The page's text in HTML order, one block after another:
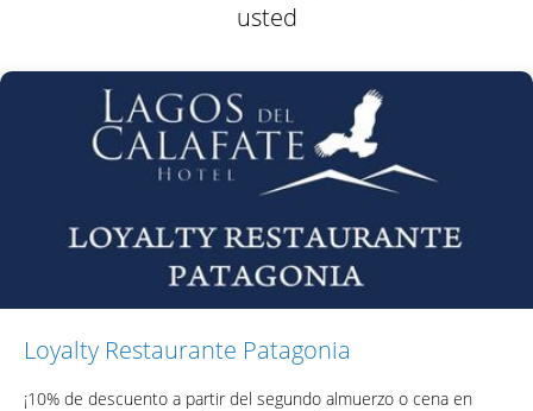
usted
Loyalty Restaurante Patagonia
¡10% de descuento a partir del segundo almuerzo o cena en